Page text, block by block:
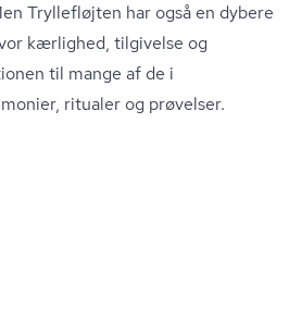
Tryllefløjten har også en dybere
kærlighed, tilgivelse og
til mange af de i
ritualer og prøvelser.